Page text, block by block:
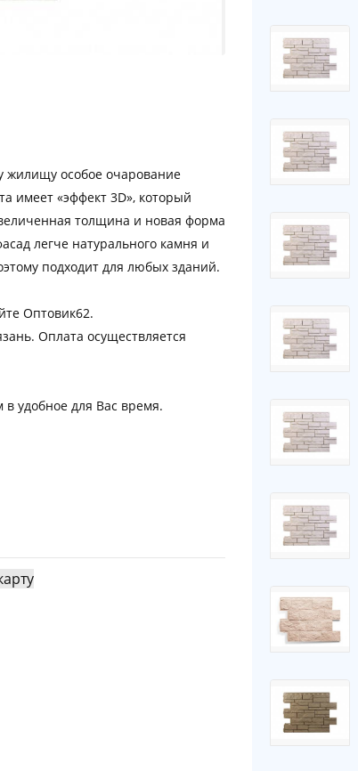
жилищу особое очарование
имеет «эффект 3D», который
толщина и новая форма
легче натурального камня и
подходит для любых зданий.
Оптовик62.
Оплата осуществляется
в удобное для Вас время.